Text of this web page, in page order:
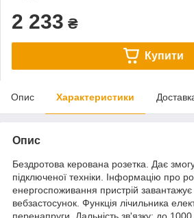
2 233 ₴
Купити
Опис Характеристики
Опис
Бездротова керована розетка. Дає
підключеної техніки. Інформацію про
енергоспоживання пристрій
вебзастосунок. Функція лічильника
перенапруги. Дальність зв'язку: до 1000